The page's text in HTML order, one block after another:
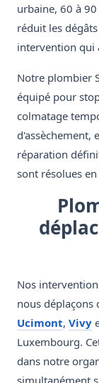
urbaine, 60 à
réduit les
intervention qui
Notre plombier
équipé pour
colmatage
d'assèchement,
réparation
sont résolues
Nos
nous
Ucimont, Vivy
Luxembourg.
dans notre